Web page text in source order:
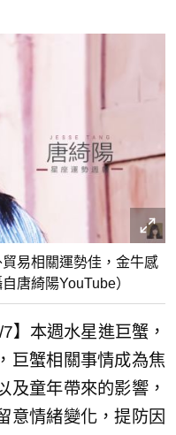
易相關運勢佳，金牛感
唐綺陽YouTube）
】本週水星進巨蟹，
巨蟹相關事情成為焦
及童年帶來的影響，
意情緒變化，提防因